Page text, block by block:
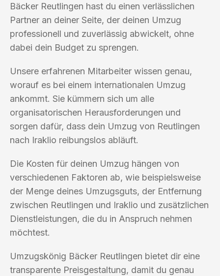
Bäcker Reutlingen hast du einen verlässlichen
Partner an deiner Seite, der deinen Umzug
professionell und zuverlässig abwickelt, ohne
dabei dein Budget zu sprengen.
Unsere erfahrenen Mitarbeiter wissen genau,
worauf es bei einem internationalen Umzug
ankommt. Sie kümmern sich um alle
organisatorischen Herausforderungen und
sorgen dafür, dass dein Umzug von Reutlingen
nach Iraklio reibungslos abläuft.
Die Kosten für deinen Umzug hängen von
verschiedenen Faktoren ab, wie beispielsweise
der Menge deines Umzugsguts, der Entfernung
zwischen Reutlingen und Iraklio und zusätzlichen
Dienstleistungen, die du in Anspruch nehmen
möchtest.
Umzugskönig Bäcker Reutlingen bietet dir eine
transparente Preisgestaltung, damit du genau